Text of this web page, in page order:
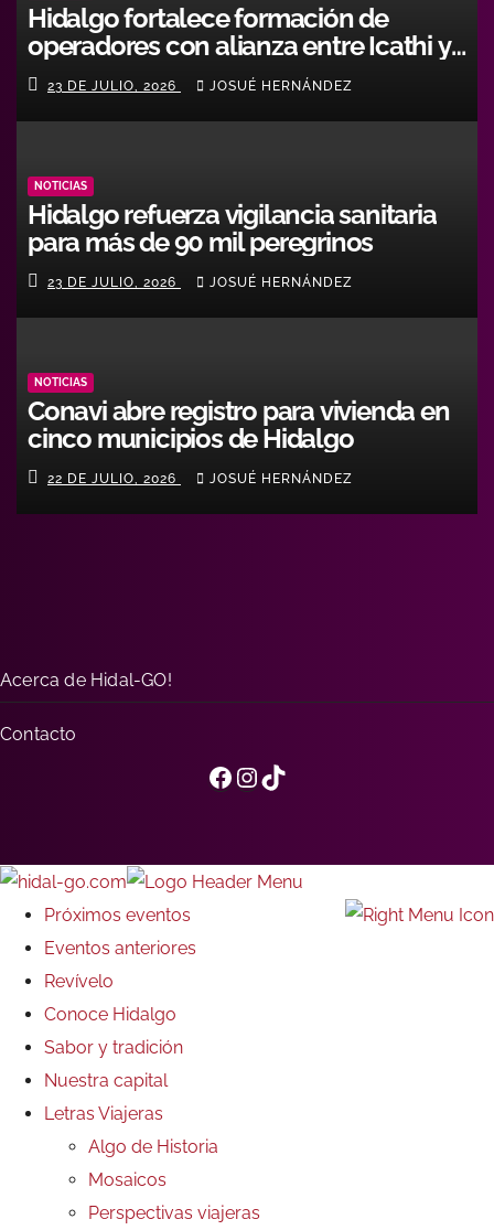
Hidalgo fortalece formación de
operadores con alianza entre Icathi y
GEMI
23 DE JULIO, 2026 JOSUÉ HERNÁNDEZ
NOTICIAS
Hidalgo refuerza vigilancia sanitaria
para más de 90 mil peregrinos
23 DE JULIO, 2026 JOSUÉ HERNÁNDEZ
NOTICIAS
Conavi abre registro para vivienda en
cinco municipios de Hidalgo
22 DE JULIO, 2026 JOSUÉ HERNÁNDEZ
Acerca de Hidal-GO!
Contacto
Facebook InstagramTikTok
Próximos eventos
Eventos anteriores
Revívelo
Conoce Hidalgo
Sabor y tradición
Nuestra capital
Letras Viajeras
Algo de Historia
Mosaicos
Perspectivas viajeras